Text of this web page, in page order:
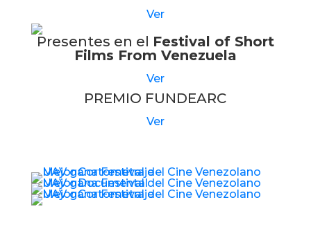
Ver
Presentes en el Festival of Short
Films From Venezuela
Ver
PREMIO FUNDEARC
Ver